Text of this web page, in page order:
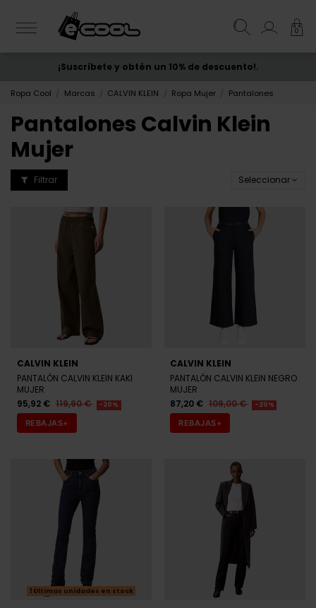
0
ENVÍO GRATIS desde 50€
¡Suscríbete y obtén un 10% de descuento!.
Ropa Cool Marcas CALVIN KLEIN Ropa Mujer Pantalones
Pantalones Calvin Klein
Mujer
Filtrar Seleccionar
CALVIN KLEIN
PANTALÓN CALVIN KLEIN KAKI
MUJER
95,92 € 119,90 € -20%
REBAJAS+
CALVIN KLEIN
PANTALÓN CALVIN KLEIN NEGRO
MUJER
87,20 € 109,00 € -20%
REBAJAS+
Últimas unidades en stock